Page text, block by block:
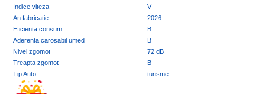
Indice viteza
V
An fabricatie
2026
Eficienta consum
B
Aderenta carosabil umed
B
Nivel zgomot
72 dB
Treapta zgomot
B
Tip Auto
turisme